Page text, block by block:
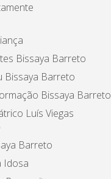
Bissaya Barreto
Bissaya Barreto
Bissaya Barreto
Luís Viegas
Barreto
Idosa